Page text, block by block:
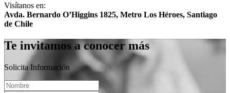
Visítanos en:
Avda. Bernardo O’Higgins 1825, Metro Los Héroes, Santiago
de Chile
Te invitamos a conocer más
Solicita Información